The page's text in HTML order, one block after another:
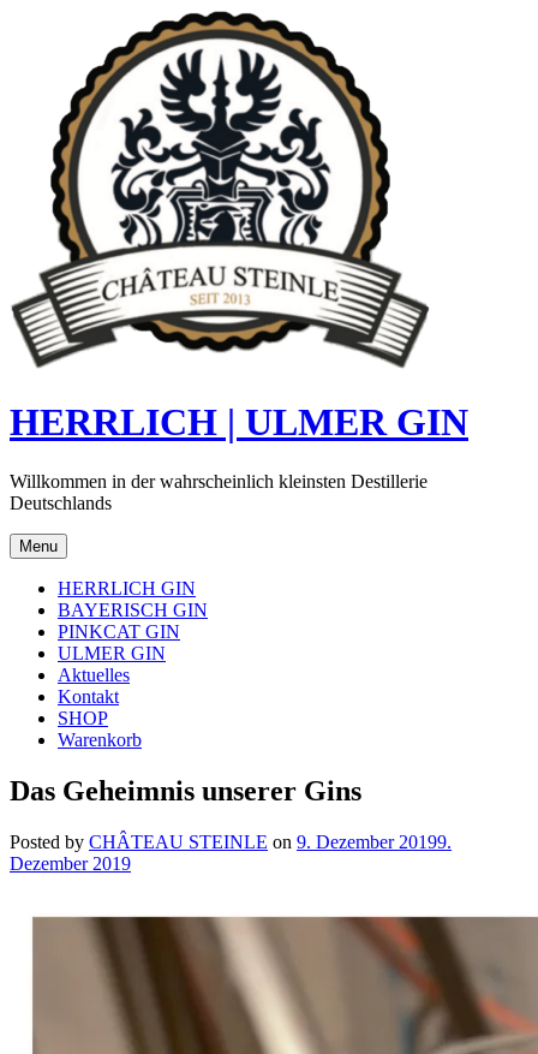
HERRLICH | ULMER GIN
Willkommen in der wahrscheinlich kleinsten Destillerie
Deutschlands
Menu
HERRLICH GIN
BAYERISCH GIN
PINKCAT GIN
ULMER GIN
Aktuelles
Kontakt
SHOP
Warenkorb
Das Geheimnis unserer Gins
Posted by CHÂTEAU STEINLE on 9. Dezember 20199.
Dezember 2019